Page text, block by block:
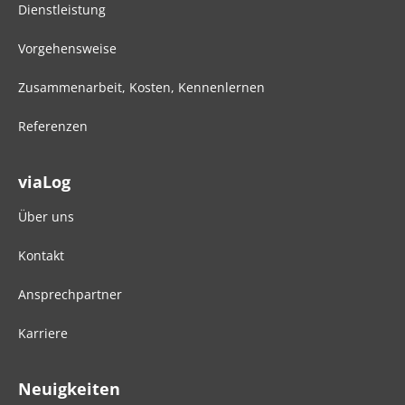
Dienstleistung
Vorgehensweise
Zusammenarbeit, Kosten, Kennenlernen
Referenzen
viaLog
Über uns
Kontakt
Ansprechpartner
Karriere
Neuigkeiten